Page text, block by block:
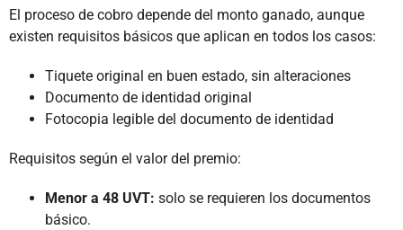
El proceso de cobro depende del monto ganado, aunque
existen requisitos básicos que aplican en todos los casos:
Tiquete original en buen estado, sin alteraciones
Documento de identidad original
Fotocopia legible del documento de identidad
Requisitos según el valor del premio:
Menor a 48 UVT: solo se requieren los documentos
básico.